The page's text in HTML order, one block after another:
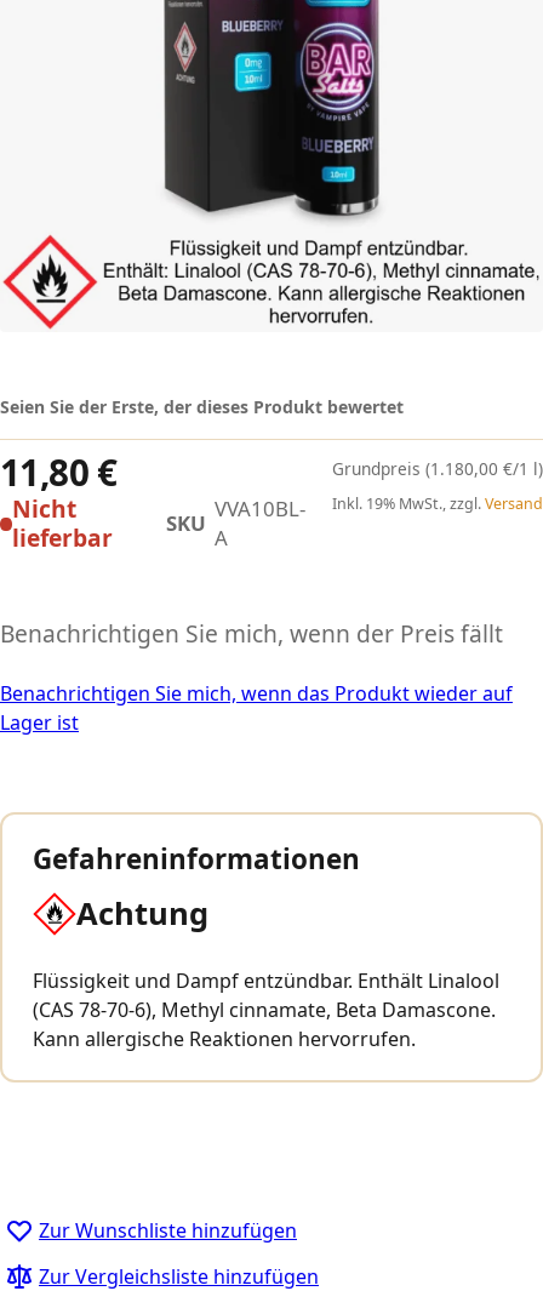
Nicht
lieferbar
SKU
VVA10BL-
A
Seien Sie der Erste, der dieses Produkt bewertet
11,80 € (1.180,00 €/1 l)
Inkl. 19% MwSt., zzgl.Versand
Benachrichtigen Sie mich, wenn der Preis fällt
Benachrichtigen Sie mich, wenn das Produkt wieder auf
Lager ist
Gefahreninformationen
Achtung
Flüssigkeit und Dampf entzündbar. Enthält Linalool
(CAS 78-70-6), Methyl cinnamate, Beta Damascone.
Kann allergische Reaktionen hervorrufen.
Zur Wunschliste hinzufügen
Zur Vergleichsliste hinzufügen